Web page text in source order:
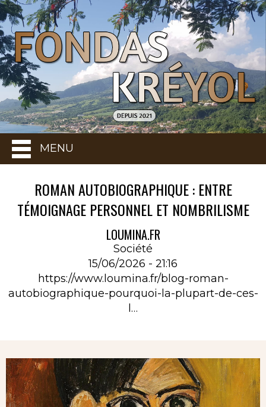
MENU
ROMAN AUTOBIOGRAPHIQUE : ENTRE
TÉMOIGNAGE PERSONNEL ET NOMBRILISME
LOUMINA.FR
Société
15/06/2026 - 21:16
https://www.loumina.fr/blog-roman-
autobiographique-pourquoi-la-plupart-de-ces-
l…